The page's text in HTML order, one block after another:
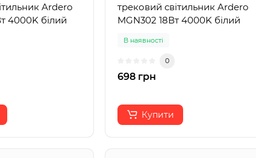
Ardero
4000K білий
трековий світильник Ardero
MGN302 18Вт 4000K білий
В наявності
0
698 грн
Купити